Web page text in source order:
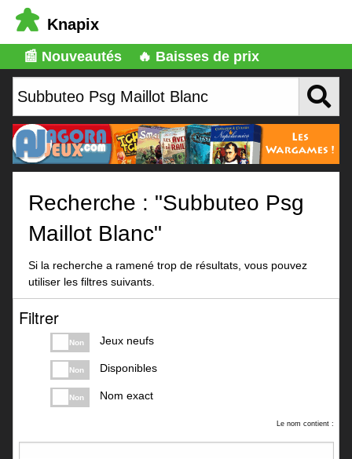
Knapix
📰 Nouveautés 🔥 Baisses de prix
Recherche : "Subbuteo Psg
Maillot Blanc"
Si la recherche a ramené trop de résultats, vous pouvez
utiliser les filtres suivants.
Filtrer
Non Jeux neufs
Non Disponibles
Non Nom exact
Le nom contient :